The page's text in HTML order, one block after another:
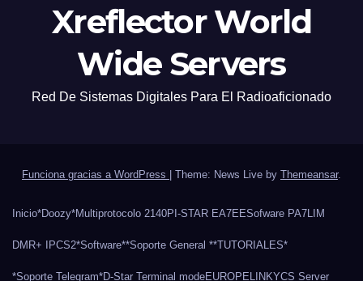
Xreflector World
Wide Servers
Red De Sistemas Digitales Para El Radioaficionado
Funciona gracias a WordPress | Theme: News Live by Themeansar.
Inicio*Doozy*Multiprotocolo 2140PI-STAR EA7EESofware PA7LIM
DMR+ IPCS2*Software**Soporte General **TUTORIALES*
*Soporte Telegram*D-Star Terminal modeEUROPELINKYCS Server